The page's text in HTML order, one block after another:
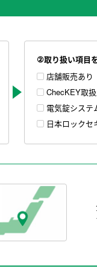
②取り扱い項目
店舗販売あり
ChecKEY取
電気錠システ
日本ロックセ